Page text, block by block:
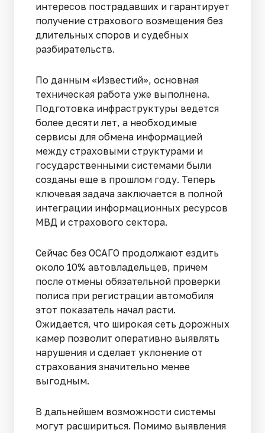
интересов пострадавших и гарантирует
получение страхового возмещения без
длительных споров и судебных
разбирательств.
По данным «Известий», основная
техническая работа уже выполнена.
Подготовка инфраструктуры ведется
более десяти лет, а необходимые
сервисы для обмена информацией
между страховыми структурами и
государственными системами были
созданы еще в прошлом году. Теперь
ключевая задача заключается в полной
интеграции информационных ресурсов
МВД и страхового сектора.
Сейчас без ОСАГО продолжают ездить
около 10% автовладельцев, причем
после отмены обязательной проверки
полиса при регистрации автомобиля
этот показатель начал расти.
Ожидается, что широкая сеть дорожных
камер позволит оперативно выявлять
нарушения и сделает уклонение от
страхования значительно менее
выгодным.
В дальнейшем возможности системы
могут расшириться. Помимо выявления